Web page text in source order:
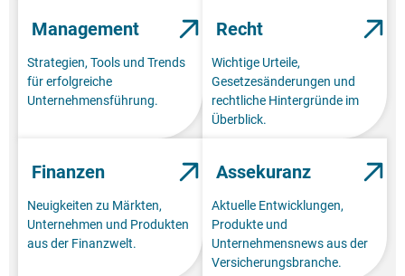
Management
Strategien, Tools und Trends
für erfolgreiche
Unternehmensführung.
Recht
Wichtige Urteile,
Gesetzesänderungen und
rechtliche Hintergründe im
Überblick.
Finanzen
Neuigkeiten zu Märkten,
Unternehmen und Produkten
aus der Finanzwelt.
Assekuranz
Aktuelle Entwicklungen,
Produkte und
Unternehmensnews aus der
Versicherungsbranche.